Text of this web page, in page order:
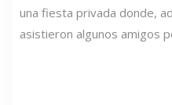
una fiesta privada donde,
asistieron algunos amigos